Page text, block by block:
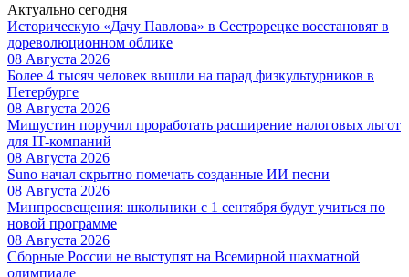
Актуально сегодня
Историческую «Дачу Павлова» в Сестрорецке восстановят в
дореволюционном облике
08 Августа 2026
Более 4 тысяч человек вышли на парад физкультурников в
Петербурге
08 Августа 2026
Мишустин поручил проработать расширение налоговых льгот
для IT-компаний
08 Августа 2026
Suno начал скрытно помечать созданные ИИ песни
08 Августа 2026
Минпросвещения: школьники с 1 сентября будут учиться по
новой программе
08 Августа 2026
Сборные России не выступят на Всемирной шахматной
олимпиаде